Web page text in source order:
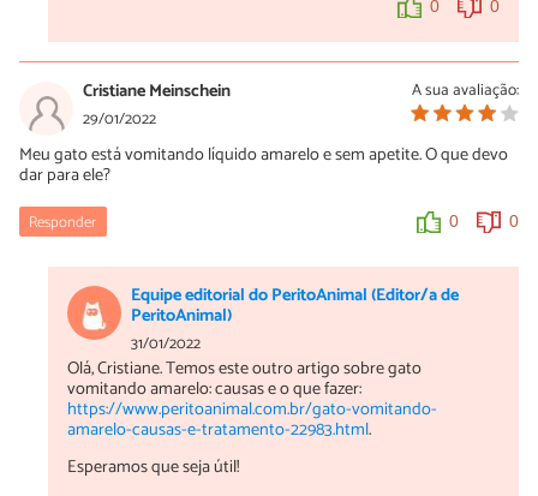
0 0
A sua avaliação:
Cristiane Meinschein
29/01/2022
Meu gato está vomitando líquido amarelo e sem apetite. O que devo
dar para ele?
Responder 0 0
Equipe editorial do PeritoAnimal (Editor/a de
PeritoAnimal)
31/01/2022
Olá, Cristiane. Temos este outro artigo sobre gato
vomitando amarelo: causas e o que fazer:
https://www.peritoanimal.com.br/gato-vomitando-
amarelo-causas-e-tratamento-22983.html.
Esperamos que seja útil!